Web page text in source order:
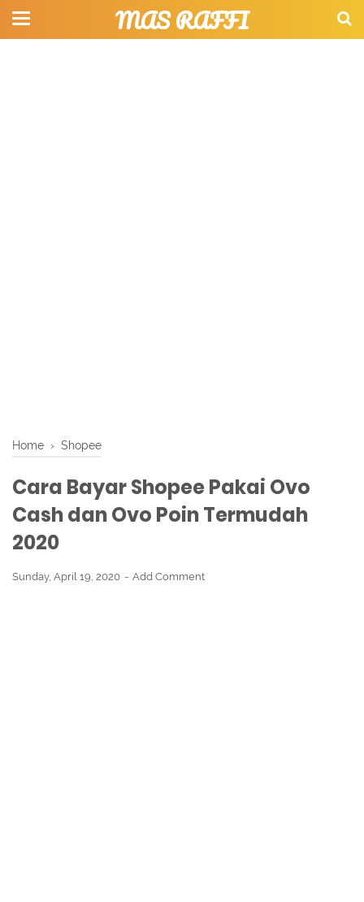
MAS RAFFI
Home › Shopee
Cara Bayar Shopee Pakai Ovo
Cash dan Ovo Poin Termudah
2020
Sunday, April 19, 2020 Add Comment